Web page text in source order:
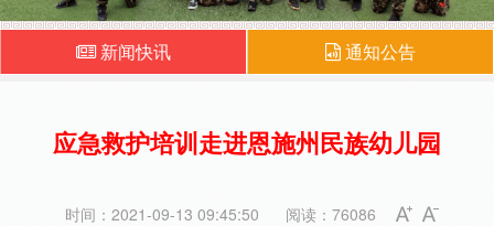
新闻快讯 通知公告
应急救护培训走进恩施州民族幼儿园
时间：2021-09-13 09:45:50 阅读：76086